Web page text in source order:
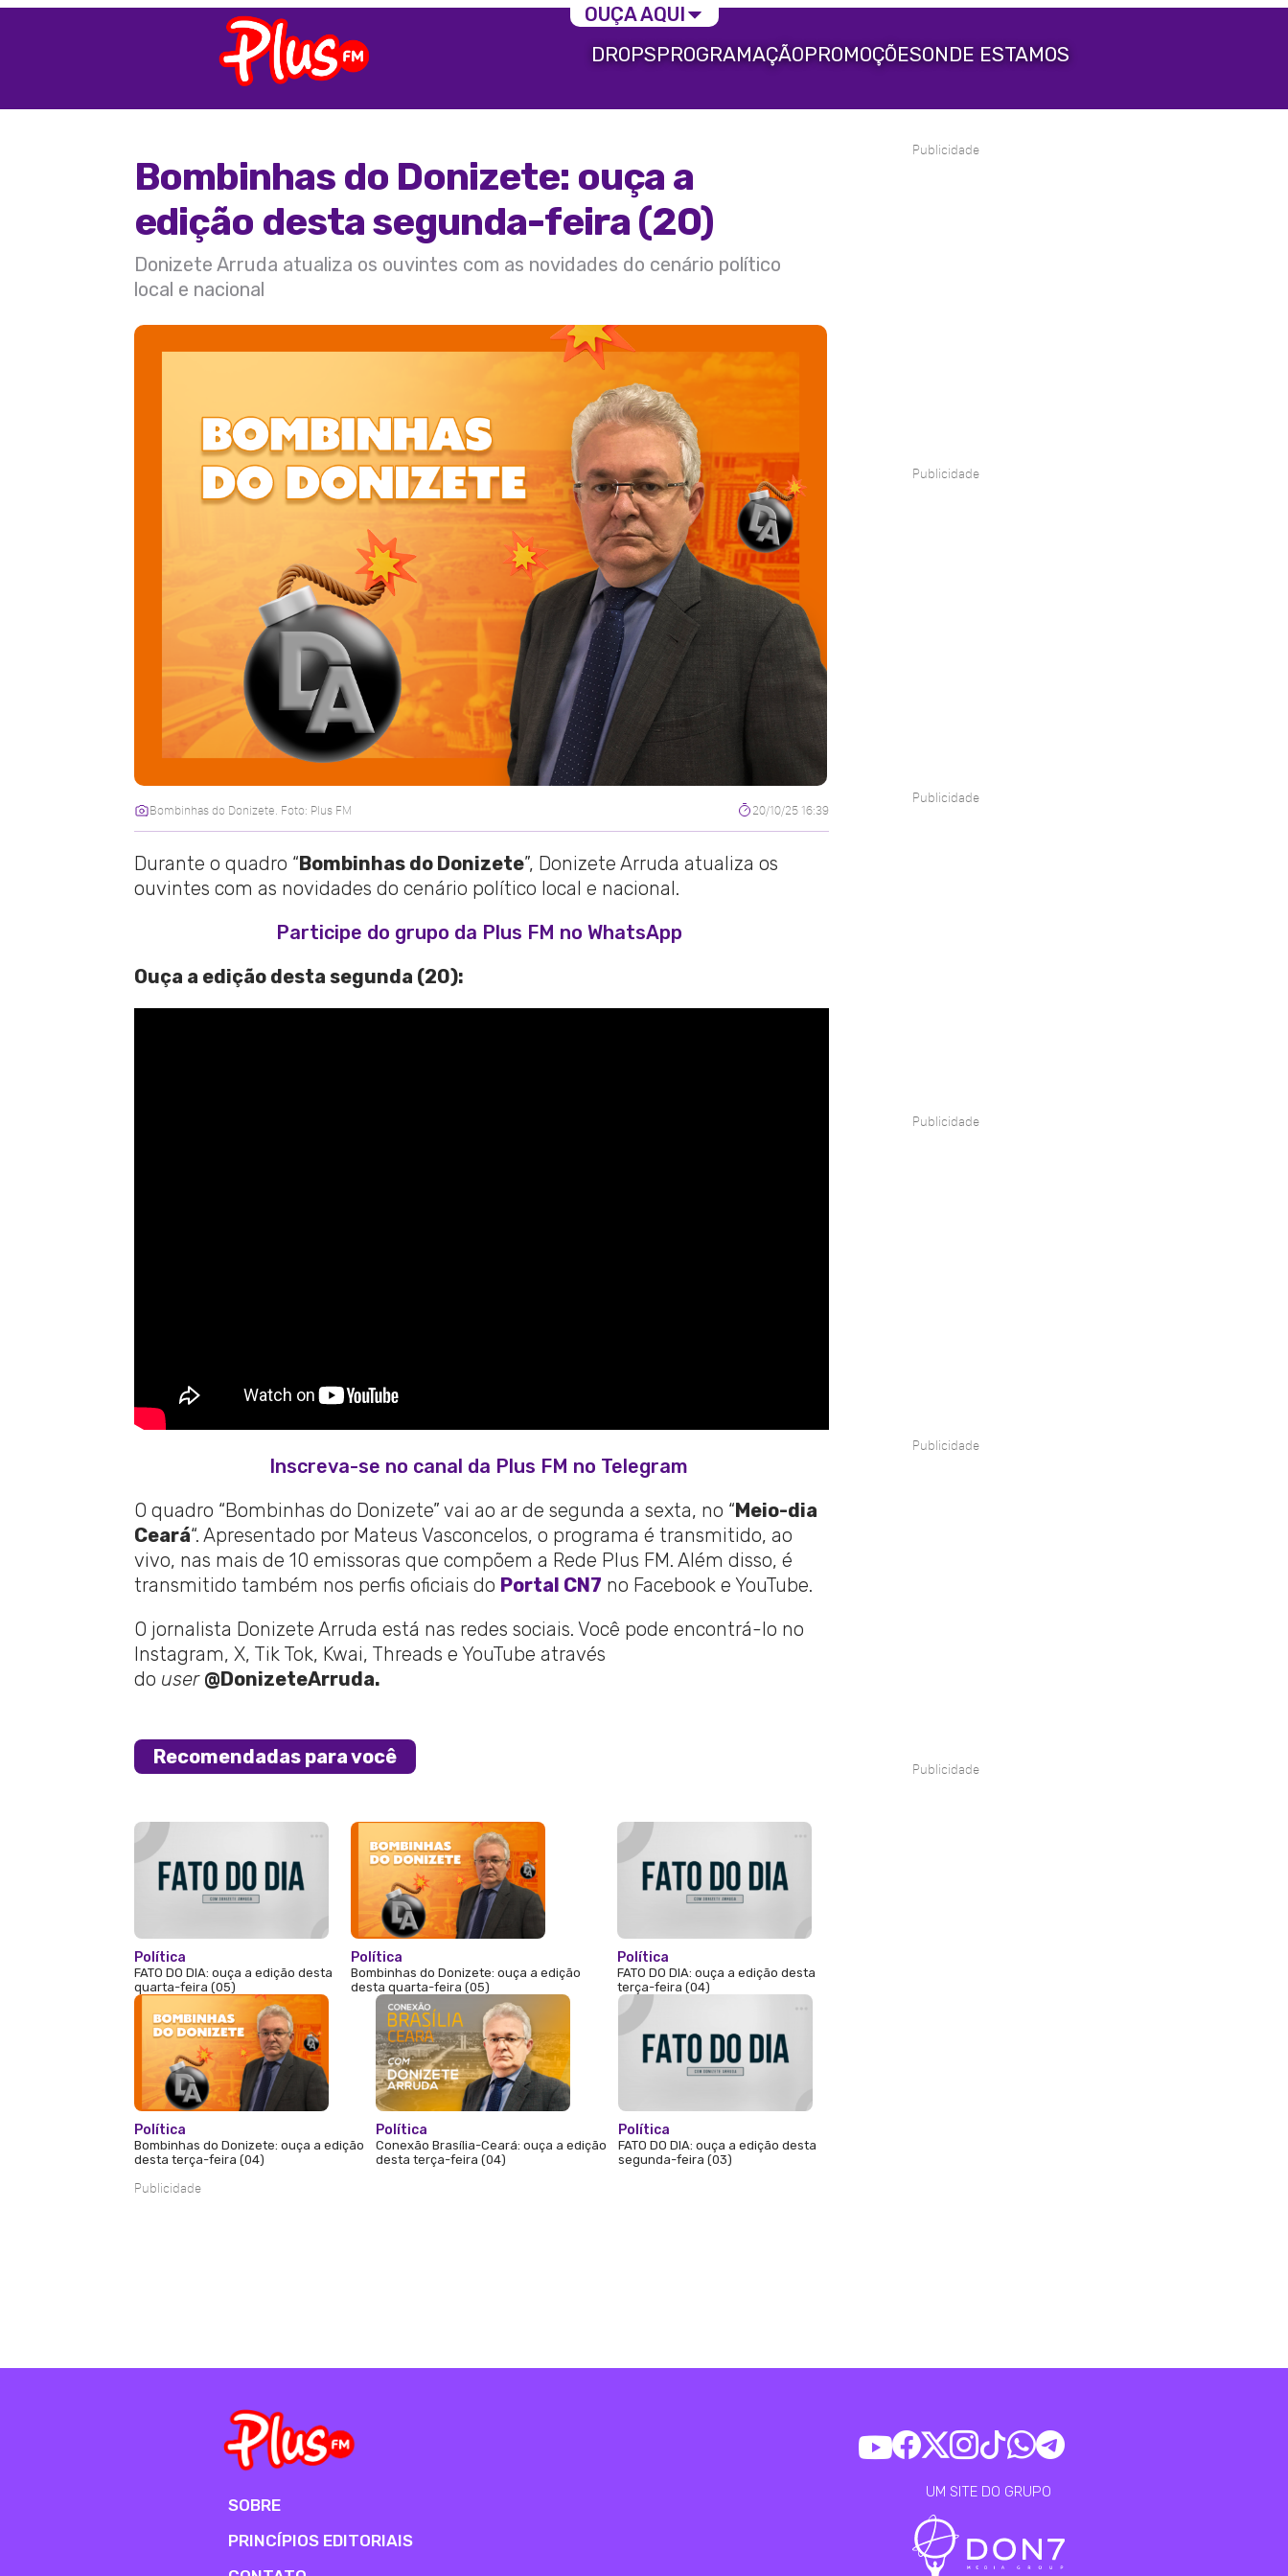
DROPSPROGRAMAÇÃOPROMOÇÕESONDE ESTAMOS
Bombinhas do Donizete: ouça a
edição desta segunda-feira (20)
Donizete Arruda atualiza os ouvintes com as novidades do cenário político
local e nacional
Bombinhas do Donizete. Foto: Plus FM 20/10/25 16:39
Durante o quadro “Bombinhas do Donizete”, Donizete Arruda atualiza os
ouvintes com as novidades do cenário político local e nacional.
Participe do grupo da Plus FM no WhatsApp
Ouça a edição desta segunda (20):
Inscreva-se no canal da Plus FM no Telegram
O quadro “Bombinhas do Donizete” vai ao ar de segunda a sexta, no “Meio-dia
Ceará“. Apresentado por Mateus Vasconcelos, o programa é transmitido, ao
vivo, nas mais de 10 emissoras que compõem a Rede Plus FM. Além disso, é
transmitido também nos perfis oficiais do Portal CN7 no Facebook e YouTube.
O jornalista Donizete Arruda está nas redes sociais. Você pode encontrá-lo no
Instagram, X, Tik Tok, Kwai, Threads e YouTube através
do user @DonizeteArruda.
Recomendadas para você
Política
FATO DO DIA: ouça a edição desta
quarta-feira (05)
Política
Bombinhas do Donizete: ouça a edição
desta quarta-feira (05)
Política
FATO DO DIA: ouça a edição desta
terça-feira (04)
Política
Bombinhas do Donizete: ouça a edição
desta terça-feira (04)
Política
Conexão Brasília-Ceará: ouça a edição
desta terça-feira (04)
Política
FATO DO DIA: ouça a edição desta
segunda-feira (03)
Publicidade
Publicidade
Publicidade
Publicidade
Publicidade
Publicidade
Publicidade
SOBRE
PRINCÍPIOS EDITORIAIS
UM SITE DO GRUPO
OUÇA AQUI